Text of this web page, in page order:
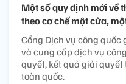
Một số quy định mới về
theo cơ chế một cửa,
Cổng Dịch vụ công
và cung cấp dịch vụ
quyết, kết quả giải
toàn quốc.